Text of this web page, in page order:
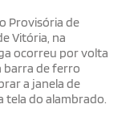
Provisória de
Vitória, na
ocorreu por volta
barra de ferro
a janela de
tela do alambrado.